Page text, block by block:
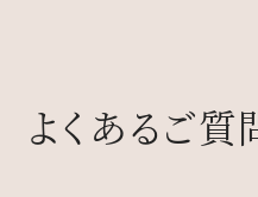
よくあるご質